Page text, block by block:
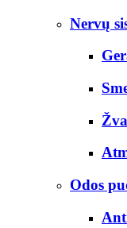
Nervų
Odos